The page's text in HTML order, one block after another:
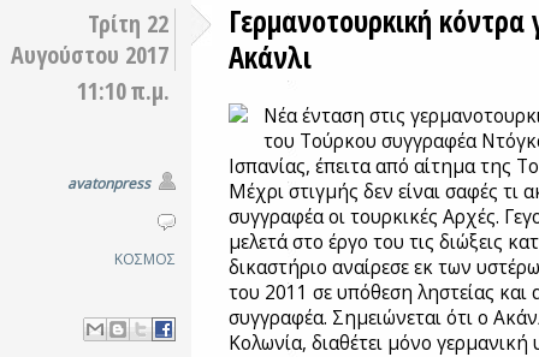
Τρίτη 22
Αυγούστου 2017
11:10 π.μ.
avatonpress
ΚΟΣΜΟΣ
Γερμανοτουρκική
Ακάνλι
Νέα ένταση στις
του Τούρκου συγγραφέα
Ισπανίας, έπειτα από αίτημα της
Μέχρι στιγμής δεν είναι σαφές
συγγραφέα οι τουρκικές Αρχές.
μελετά στο έργο του τις διώξεις
δικαστήριο αναίρεσε εκ των
του 2011 σε υπόθεση ληστείας
συγγραφέα. Σημειώνεται ότι ο
Κολωνία, διαθέτει μόνο